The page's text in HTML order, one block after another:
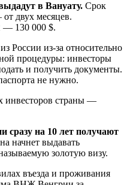
в Вануату. Срок
двух месяцев.
— 130 000 $.
России из-за относительно
процедуры: инвесторы
и получить документы.
не нужно.
инвесторов страны —
сразу на 10 лет получают
начнет выдавать
золотую визу.
въезда и проживания